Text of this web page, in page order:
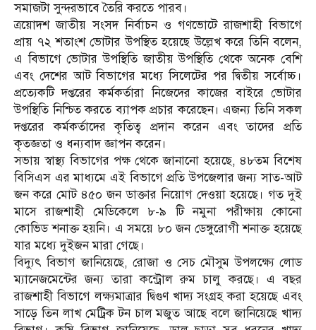
সমাজটা সুন্দরভাবে তৈরি করতে পারব।
ত্রয়োদশ জাতীয় সংসদ নির্বাচন ও গণভোটে রাজশাহী বিভাগে
প্রায় ৭২ শতাংশ ভোটার উপস্থিত হয়েছে উল্লেখ করে তিনি বলেন,
এ বিভাগে ভোটার উপস্থিতি জাতীয় উপস্থিতি থেকে অনেক বেশি
এবং দেশের আট বিভাগের মধ্যে সিলেটের পর দ্বিতীয় সর্বোচ্চ।
প্রত্যেকটি দপ্তরের কর্মকর্তারা নিজেদের কাজের বাইরে ভোটার
উপস্থিতি নিশ্চিত করতে ব্যাপক প্রচার করেছেন। এজন্য তিনি সকল
দপ্তরের কর্মকর্তাদের কৃতিত্ব প্রদান করেন এবং তাদের প্রতি
কৃতজ্ঞতা ও ধন্যবাদ জ্ঞাপন করেন।
সভায় স্বাস্থ্য বিভাগের পক্ষ থেকে জানানো হয়েছে, ৪৮তম বিশেষ
বিসিএস এর মাধ্যমে এই বিভাগে প্রতি উপজেলার জন্য সাত-আট
জন করে মোট ৪৫০ জন ডাক্তার নিয়োগ দেওয়া হয়েছে। গত দুই
মাসে রাজশাহী মেডিকেলে ৮-৯ টি নমুনা পরীক্ষায় কোনো
কোভিড শনাক্ত হয়নি। এ সময়ে ৮০ জন ডেঙ্গুরোগী শনাক্ত হয়েছে
যার মধ্যে দুইজন মারা গেছে।
বিদ্যুৎ বিভাগ জানিয়েছে, রোজা ও সেচ মৌসুম উপলক্ষ্যে লোড
ম্যানেজমেন্টের জন্য তারা কন্ট্রোল রুম চালু করছে। এ বছর
রাজশাহী বিভাগে লক্ষ্যমাত্রার দ্বিগুণ খাদ্য সংগ্রহ করা হয়েছে এবং
সাড়ে তিন লাখ মেট্রিক টন চাল মজুত আছে বলে জানিয়েছে খাদ্য